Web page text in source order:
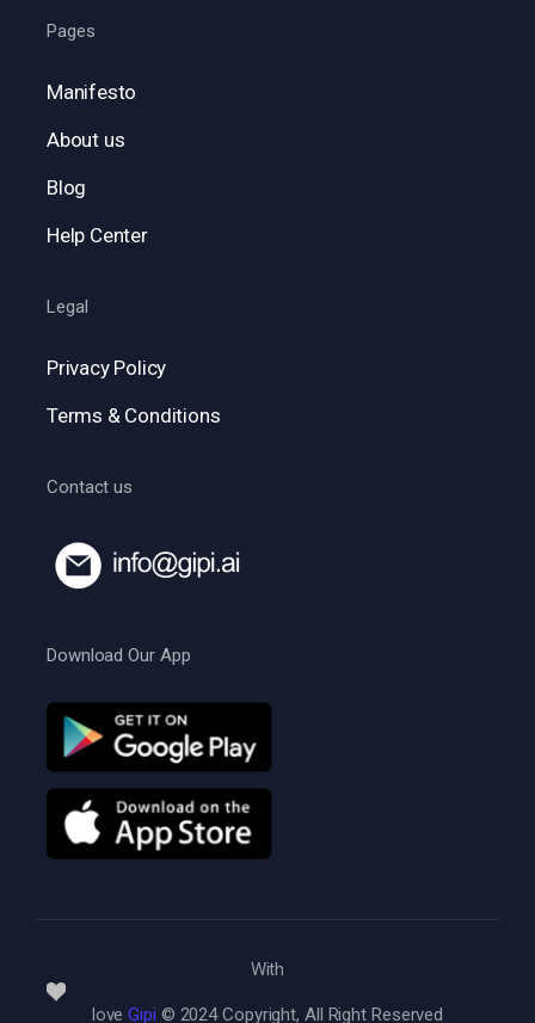
Pages
Manifesto
About us
Blog
Help Center
Legal
Privacy Policy
Terms & Conditions
Contact us
Download Our App
With
loveGipi © 2024 Copyright, All Right Reserved